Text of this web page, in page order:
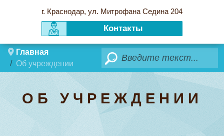
г. Краснодар, ул. Митрофана Седина 204
Контакты
Главная
Об учреждении
Поиск
ОБ УЧРЕЖДЕНИИ